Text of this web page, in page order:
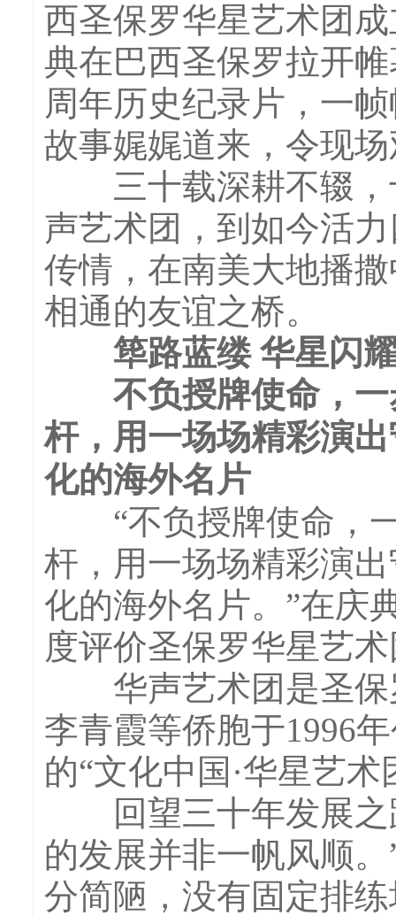
西圣保罗华星艺术团
典在巴西圣保罗拉开
周年历史纪录片，一
故事娓娓道来，令现
三十载深耕不辍，
声艺术团，到如今活
传情，在南美大地播
相通的友谊之桥。
筚路蓝缕 华星闪
不负授牌使命，一
杆，用一场场精彩演
化的海外名片
“不负授牌使命，一
杆，用一场场精彩演
化的海外名片。”在庆
度评价圣保罗华星艺
华声艺术团是圣保
李青霞等侨胞于1996
的“文化中国·华星艺术
回望三十年发展之
的发展并非一帆风顺
分简陋，没有固定排